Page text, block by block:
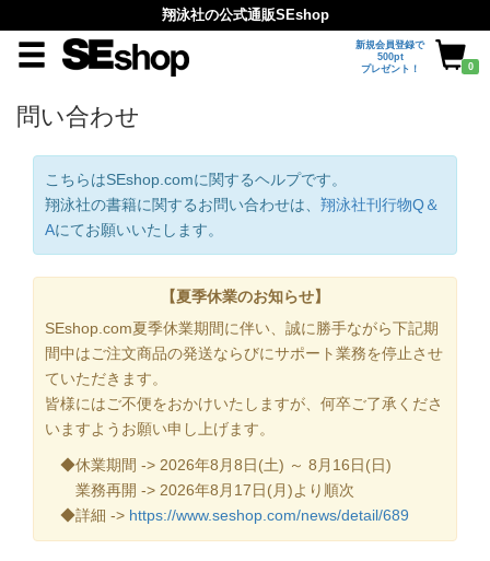
翔泳社の公式通販SEshop
新規会員登録で
500pt
プレゼント！
0
問い合わせ
こちらはSEshop.comに関するヘルプです。
翔泳社の書籍に関するお問い合わせは、 翔泳社刊行物Q＆
Aにてお願いいたします。
【夏季休業のお知らせ】
SEshop.com夏季休業期間に伴い、誠に勝手ながら下記期
間中はご注文商品の発送ならびにサポート業務を停止させ
ていただきます。
皆様にはご不便をおかけいたしますが、何卒ご了承くださ
いますようお願い申し上げます。
◆休業期間 -> 2026年8月8日(土) ～ 8月16日(日)
業務再開 -> 2026年8月17日(月)より順次
◆詳細 -> https://www.seshop.com/news/detail/689